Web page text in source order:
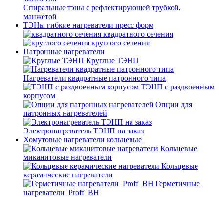
Спиральные тэны с рефлектирующей трубкой,
манжетой
ТЭНы гибкие нагреватели пресс форм
квадратного сечения
круглого сечения
Патронные нагреватели
Круглые ТЭНП
Нагреватели квадратные патронного типа
ТЭНП с раздвоенным
корпусом
Опции для
патронных нагревателей
Электронагреватель ТЭНП на заказ
Хомутовые нагреватели кольцевые
Кольцевые
миканитовые нагреватели
Кольцевые
керамические нагреватели
Герметичные
нагреватели_Proff_BH